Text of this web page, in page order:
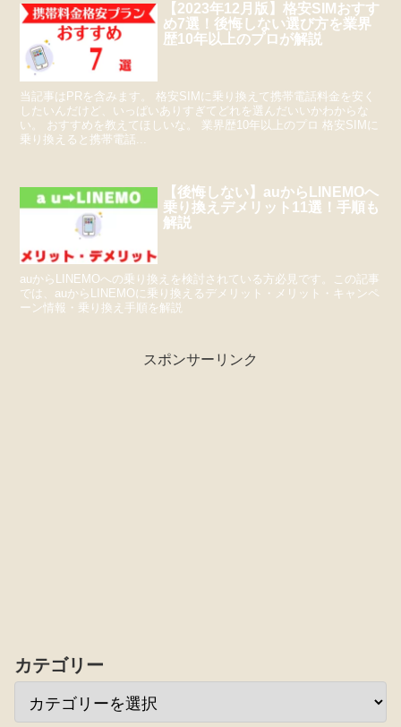
【2023年12月版】格安SIMおすす
め7選！後悔しない選び方を業界
歴10年以上のプロが解説
当記事はPRを含みます。 格安SIMに乗り換えて携帯電話料金を安く
したいんだけど、いっぱいありすぎてどれを選んだいいかわからな
い。 おすすめを教えてほしいな。 業界歴10年以上のプロ 格安SIMに
乗り換えると携帯電話...
【後悔しない】auからLINEMOへ
乗り換えデメリット11選！手順も
解説
auからLINEMOへの乗り換えを検討されている方必見です。この記事
では、auからLINEMOに乗り換えるデメリット・メリット・キャンペ
ーン情報・乗り換え手順を解説
スポンサーリンク
カテゴリー